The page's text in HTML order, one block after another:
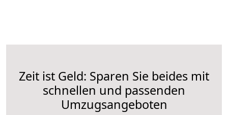
Zeit ist Geld: Sparen Sie beides mit
schnellen und passenden
Umzugsangeboten